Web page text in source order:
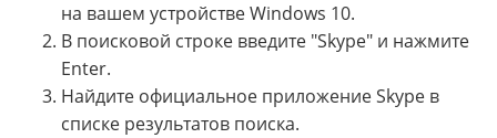
на вашем устройстве Windows 10.
В поисковой строке введите "Skype" и нажмите
Enter.
Найдите официальное приложение Skype в
списке результатов поиска.